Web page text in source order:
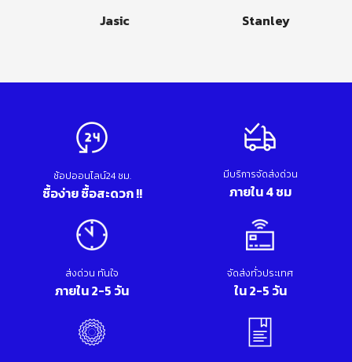
Jasic Stanley
ช้อปออนไลน์24 ชม.
ซื้อง่าย ซื้อสะดวก !!
มีบริการจัดส่งด่วน
ภายใน 4 ชม
ส่งด่วน ทันใจ
ภายใน 2-5 วัน
จัดส่งทั่วประเทศ
ใน 2-5 วัน